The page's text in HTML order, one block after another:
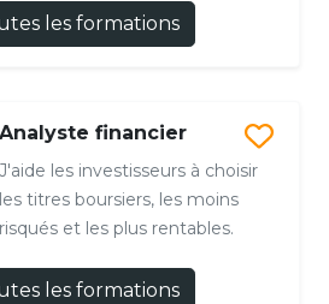
les formations
Analyste financier
J'aide les investisseurs à choisir
les titres boursiers, les moins
risqués et les plus rentables.
les formations